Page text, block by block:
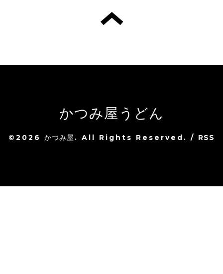
かつみ屋うどん
©2026 かつみ屋 . All Rights Reserved. / RSS